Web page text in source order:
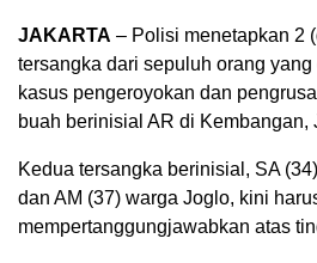
JAKARTA – Polisi menetapkan 2
tersangka dari sepuluh orang
kasus pengeroyokan dan
buah berinisial AR di Kembangan,
Kedua tersangka berinisial, SA
dan AM (37) warga Joglo, kini
mempertanggungjawabkan atas